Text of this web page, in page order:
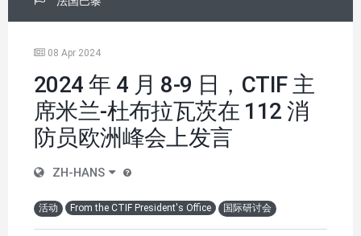
08 Apr 2024
2024 年 4 月 8-9 日，CTIF 主
席米兰-杜布拉瓦茨在 112 消
防员欧洲峰会上发言
ZH-HANS
活动 From the CTIF President's Office 国际研讨会